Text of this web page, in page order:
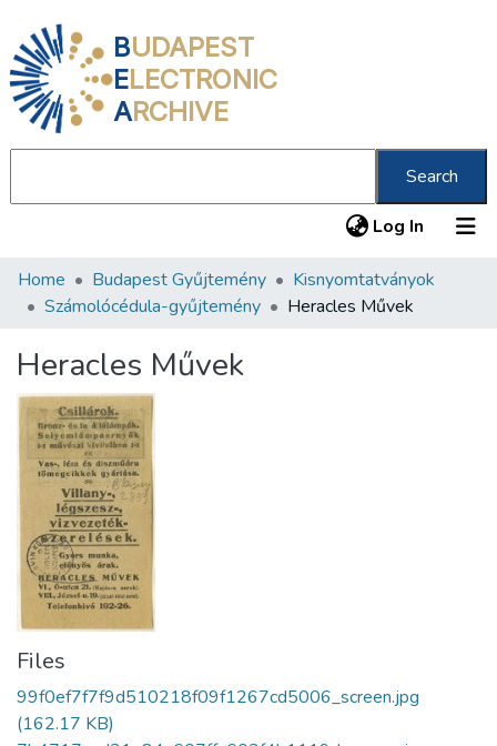
BUDAPEST
ELECTRONIC
ARCHIVE
Search
Log In (current)
Communities & Collections
Statistics
About us
Home Budapest Gyűjtemény
Kisnyomtatványok
Számolócédula-gyűjtemény
Heracles Művek
Heracles Művek
Files
99f0ef7f7f9d510218f09f1267cd5006_screen.jpg
(162.17 KB)